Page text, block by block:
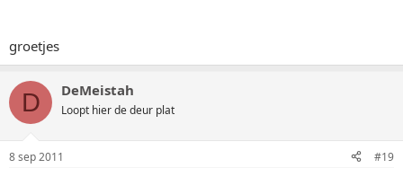
groetjes
D DeMeistah
Loopt hier de deur plat
8 sep 2011 #19